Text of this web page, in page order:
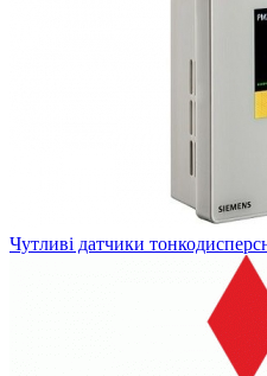
Чутливі датчики